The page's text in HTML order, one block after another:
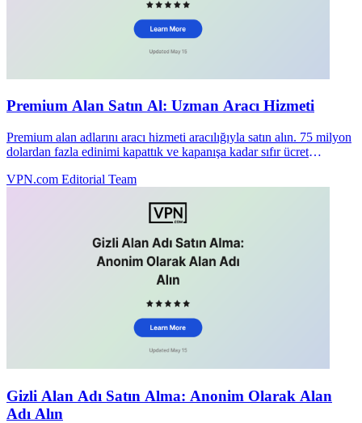
Premium Alan Satın Al: Uzman Aracı Hizmeti
Premium alan adlarını aracı hizmeti aracılığıyla satın alın. 75 milyon
dolardan fazla edinimi kapattık ve kapanışa kadar sıfır ücret
VPN.com Editorial Team
Gizli Alan Adı Satın Alma: Anonim Olarak Alan
Adı Alın